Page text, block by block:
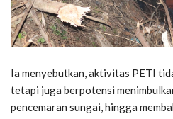
Ia menyebutkan, aktivitas PETI
tetapi juga berpotensi
pencemaran sungai, hingga